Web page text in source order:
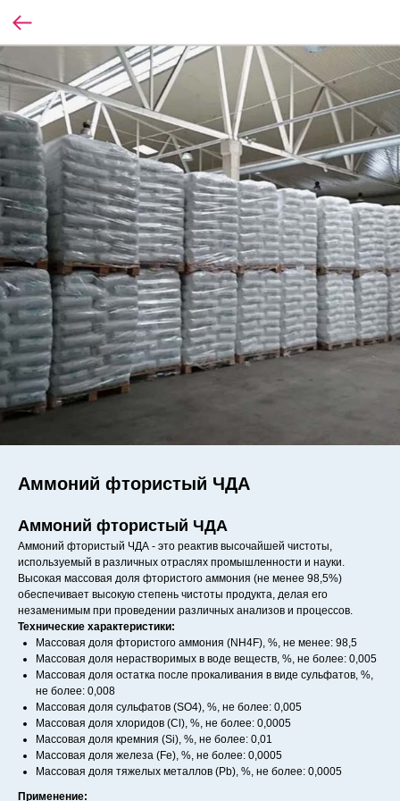
Аммоний фтористый ЧДА
Аммоний фтористый ЧДА
Аммоний фтористый ЧДА - это реактив высочайшей чистоты,
используемый в различных отраслях промышленности и науки.
Высокая массовая доля фтористого аммония (не менее 98,5%)
обеспечивает высокую степень чистоты продукта, делая его
незаменимым при проведении различных анализов и процессов.
Технические характеристики:
Массовая доля фтористого аммония (NH4F), %, не менее: 98,5
Массовая доля нерастворимых в воде веществ, %, не более: 0,005
Массовая доля остатка после прокаливания в виде сульфатов, %,
не более: 0,008
Массовая доля сульфатов (SO4), %, не более: 0,005
Массовая доля хлоридов (Cl), %, не более: 0,0005
Массовая доля кремния (Si), %, не более: 0,01
Массовая доля железа (Fe), %, не более: 0,0005
Массовая доля тяжелых металлов (Pb), %, не более: 0,0005
Применение: